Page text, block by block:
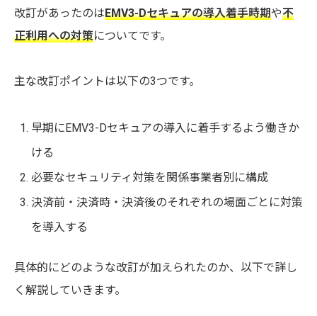
改訂があったのはEMV3-Dセキュアの導入着手時期や不
正利用への対策についてです。
主な改訂ポイントは以下の3つです。
早期にEMV3-Dセキュアの導入に着手するよう働きか
ける
必要なセキュリティ対策を関係事業者別に構成
決済前・決済時・決済後のそれぞれの場面ごとに対策
を導入する
具体的にどのような改訂が加えられたのか、以下で詳し
く解説していきます。